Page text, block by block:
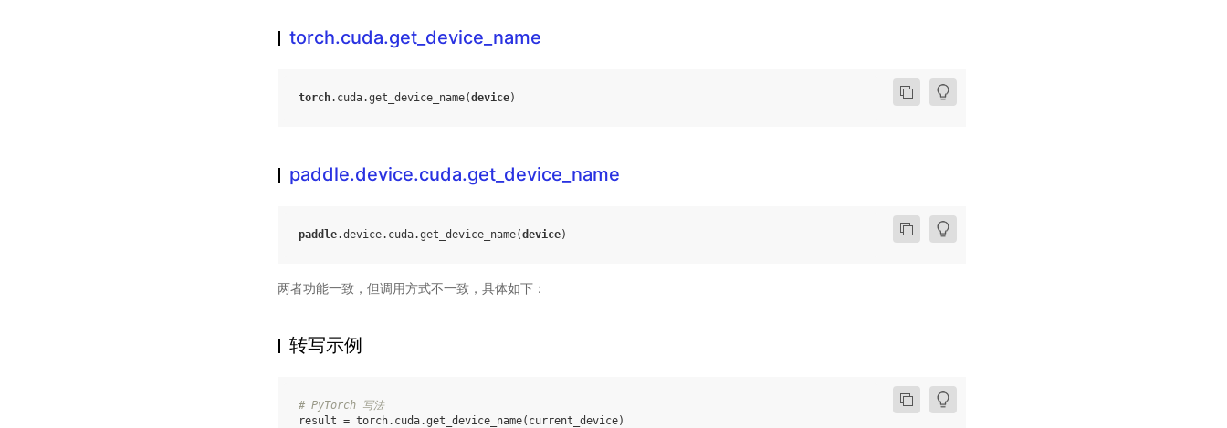
torch.cuda.get_device_name
torch. cuda.get_device_name(device)
paddle.device.cuda.get_device_name
paddle.device. cuda.get_device_name(device)
两者功能一致，但调用方式不一致，具体如下：
转写示例
# PyTorch 写法
result = torch. cuda.get_device_name( current_device)